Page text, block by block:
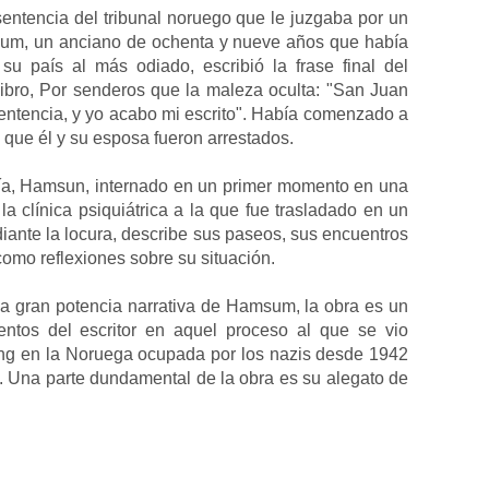
del tribunal noruego que le juzgaba por un
un anciano de ochenta y nueve años que había
país al más odiado, escribió la frase final del
Por senderos que la maleza oculta: "San Juan
y yo acabo mi escrito". Había comenzado a
él y su esposa fueron arrestados.
Hamsun, internado en un primer momento en una
clínica psiquiátrica a la que fue trasladado en un
la locura, describe sus paseos, sus encuentros
reflexiones sobre su situación.
gran potencia narrativa de Hamsum, la obra es un
del escritor en aquel proceso al que se vio
en la Noruega ocupada por los nazis desde 1942
parte dundamental de la obra es su alegato de